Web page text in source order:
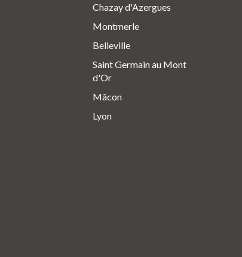
Chazay d'Azergues
Montmerle
Belleville
Saint Germain au Mont
d'Or
Mâcon
Lyon